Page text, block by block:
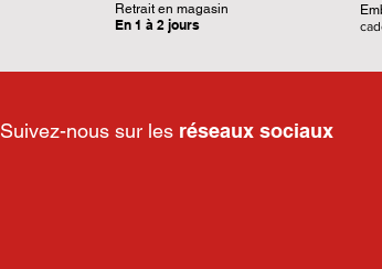
Retrait en magasin
En 1 à 2 jours
Suivez-nous sur les réseaux sociaux